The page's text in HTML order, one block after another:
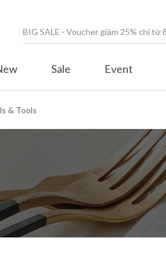
Sale Event
& Tools